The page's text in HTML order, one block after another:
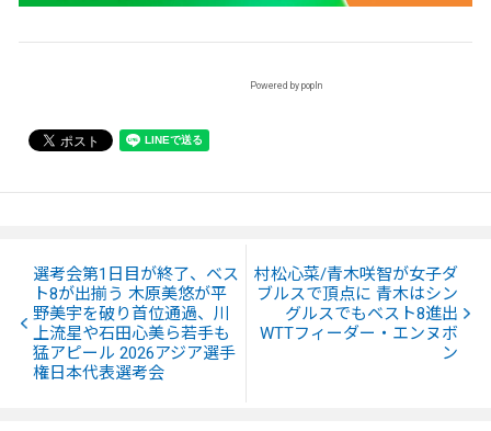
Powered by popIn
選考会第1日目が終了、ベス
ト8が出揃う 木原美悠が平
野美宇を破り首位通過、川
上流星や石田心美ら若手も
猛アピール 2026アジア選手
権日本代表選考会
村松心菜/青木咲智が女子ダ
ブルスで頂点に 青木はシン
グルスでもベスト8進出
WTTフィーダー・エンヌボ
ン